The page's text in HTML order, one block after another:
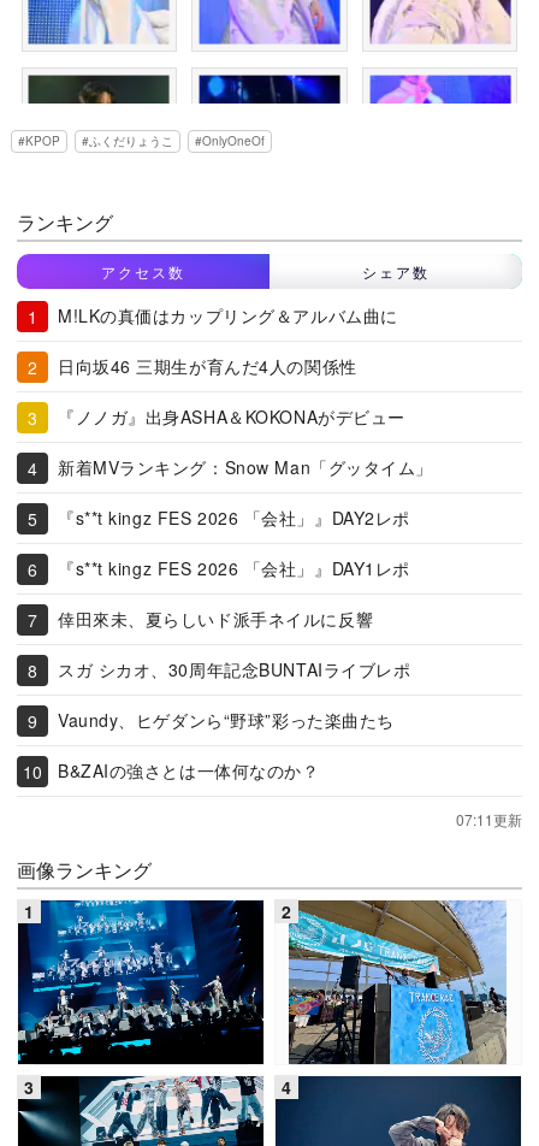
KPOP ふくだりょうこ OnlyOneOf
ランキング
アクセス数 シェア数
M!LKの真価はカップリング＆アルバム曲に
日向坂46 三期生が育んだ4人の関係性
『ノノガ』出身ASHA＆KOKONAがデビュー
新着MVランキング：Snow Man「グッタイム」
『s**t kingz FES 2026 「会社」』DAY2レポ
『s**t kingz FES 2026 「会社」』DAY1レポ
倖田來未、夏らしいド派手ネイルに反響
スガ シカオ、30周年記念BUNTAIライブレポ
Vaundy、ヒゲダンら“野球”彩った楽曲たち
B&ZAIの強さとは一体何なのか？
07:11更新
画像ランキング